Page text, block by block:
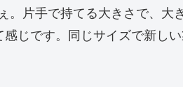
。片手で持てる大きさで、大
じです。同じサイズで新し